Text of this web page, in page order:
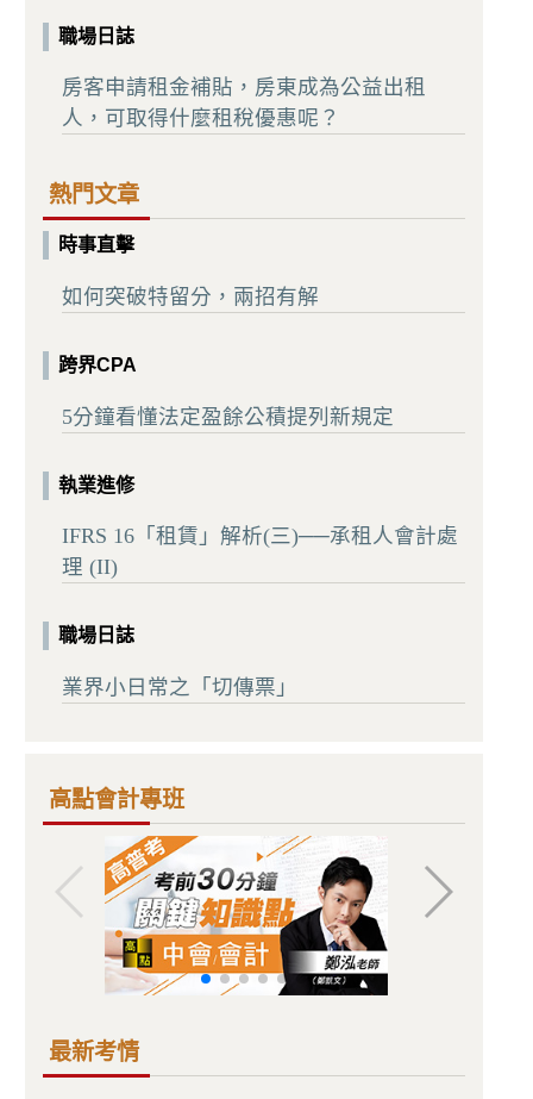
職場日誌
房客申請租金補貼，房東成為公益出租
人，可取得什麼租稅優惠呢？
熱門文章
時事直擊
如何突破特留分，兩招有解
跨界CPA
5分鐘看懂法定盈餘公積提列新規定
執業進修
IFRS 16「租賃」解析(三)──承租人會計處
理 (II)
職場日誌
業界小日常之「切傳票」
高點會計專班
最新考情